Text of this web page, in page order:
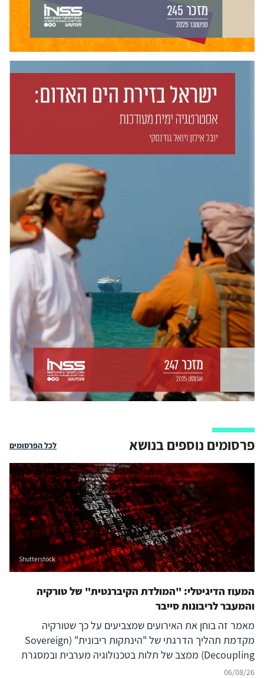
פרסומים נוספים בנושא לכל הפרסומים
Shutterstock
המעוז הדיגיטלי: "המולדת הקיברנטית" של טורקיה
והמעבר לריבונות סייבר
מאמר זה בוחן את האירועים שמצביעים על כך שטורקיה
מקדמת תהליך הדרגתי של "הינתקות ריבונית" (Sovereign
Decoupling) ממצב של תלות בטכנולוגיה מערבית ובמסגרת
ברית נאט"ו לעבר בניית יכולת סייבר עצמאית ולמעצמת סייבר
06/08/26